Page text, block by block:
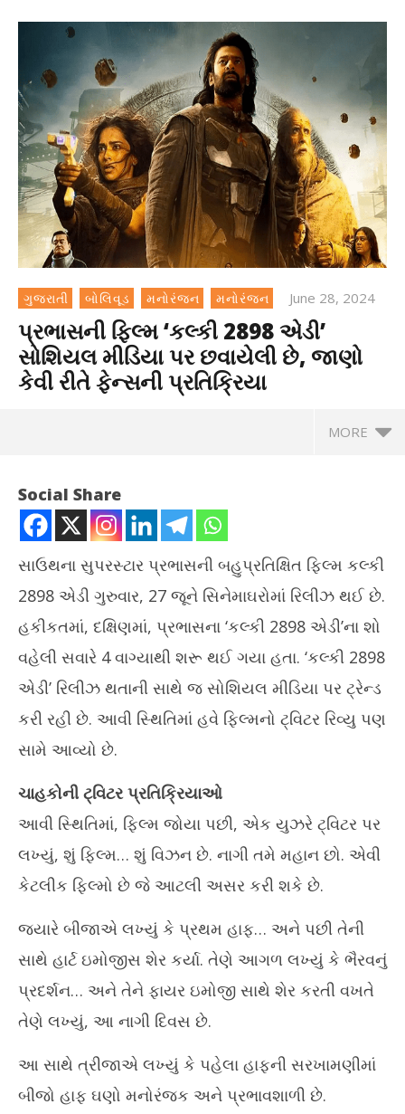
ગુજરાતી બોલિવૂડ મનોરંજન મનોરંજન June 28, 2024
પ્રભાસની ફિલ્મ ‘કલ્કી 2898 એડી’
સોશિયલ મીડિયા પર છવાયેલી છે, જાણો
કેવી રીતે ફેન્સની પ્રતિક્રિયા
MORE
પ્રભાસની ફિલ્મ ‘કલ્કી 2898 એડી’ સોશિયલ મીડિયા પર છવાયેલી છે,
જાણો કેવી રીતે ફેન્સની પ્રતિક્રિયા
June
28,
2024
Social Share
સાઉથના સુપરસ્ટાર પ્રભાસની બહુપ્રતિક્ષિત ફિલ્મ કલ્કી
2898 એડી ગુરુવાર, 27 જૂને સિનેમાઘરોમાં રિલીઝ થઈ છે.
હકીકતમાં, દક્ષિણમાં, પ્રભાસના ‘કલ્કી 2898 એડી’ના શો
વહેલી સવારે 4 વાગ્યાથી શરૂ થઈ ગયા હતા. ‘કલ્કી 2898
એડી’ રિલીઝ થતાની સાથે જ સોશિયલ મીડિયા પર ટ્રેન્ડ
કરી રહી છે. આવી સ્થિતિમાં હવે ફિલ્મનો ટ્વિટર રિવ્યુ પણ
સામે આવ્યો છે.
ચાહકોની ટ્વિટર પ્રતિક્રિયાઓ
આવી સ્થિતિમાં, ફિલ્મ જોયા પછી, એક યુઝરે ટ્વિટર પર
લખ્યું, શું ફિલ્મ… શું વિઝન છે. નાગી તમે મહાન છો. એવી
કેટલીક ફિલ્મો છે જે આટલી અસર કરી શકે છે.
જ્યારે બીજાએ લખ્યું કે પ્રથમ હાફ… અને પછી તેની
સાથે હાર્ટ ઇમોજીસ શેર કર્યા. તેણે આગળ લખ્યું કે ભૈરવનું
પ્રદર્શન… અને તેને ફાયર ઇમોજી સાથે શેર કરતી વખતે
તેણે લખ્યું, આ નાગી દિવસ છે.
આ સાથે ત્રીજાએ લખ્યું કે પહેલા હાફની સરખામણીમાં
બીજો હાફ ઘણો મનોરંજક અને પ્રભાવશાળી છે.